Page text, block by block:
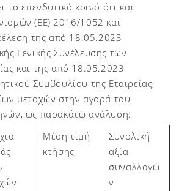
το επενδυτικό κοινό ότι κατ'
(ΕΕ) 2016/1052 και
της από 18.05.2023
Γενικής Συνέλευσης των
και της από 18.05.2023
Συμβουλίου της Εταιρείας,
μετοχών στην αγορά του
ως παρακάτω ανάλυση:
Μέση τιμή
κτήσης
Συνολική
αξία
συναλλαγώ
ν